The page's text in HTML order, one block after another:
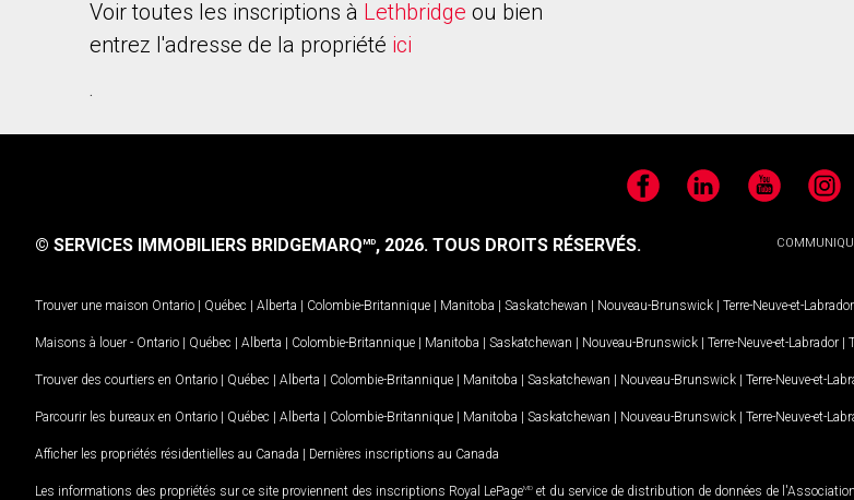
Voir toutes les inscriptions à Lethbridge ou bien
entrez l'adresse de la propriété ici
.
FacebookLinkedIn YouTube
© SERVICES IMMOBILIERS BRIDGEMARQMD, 2026. TOUS DROITS RÉSERVÉS.
Trouver une maison Ontario | Québec | Alberta | Colombie-Britannique | Manitoba | Saskatchewan | Nouveau-Brunswick | Terre-Neuve-et-Labrador
Maisons à louer - Ontario | Québec | Alberta | Colombie-Britannique | Manitoba | Saskatchewan | Nouveau-Brunswick | Terre-Neuve-et-Labrador |
Trouver des courtiers en Ontario | Québec | Alberta | Colombie-Britannique | Manitoba | Saskatchewan | Nouveau-Brunswick | Terre-Neuve-et-
Parcourir les bureaux en Ontario | Québec | Alberta | Colombie-Britannique | Manitoba | Saskatchewan | Nouveau-Brunswick | Terre-Neuve-et-
Afficher les propriétés résidentielles au Canada | Dernières inscriptions au Canada
Les informations des propriétés sur ce site proviennent des inscriptions Royal LePageMD et du service de distribution de données de